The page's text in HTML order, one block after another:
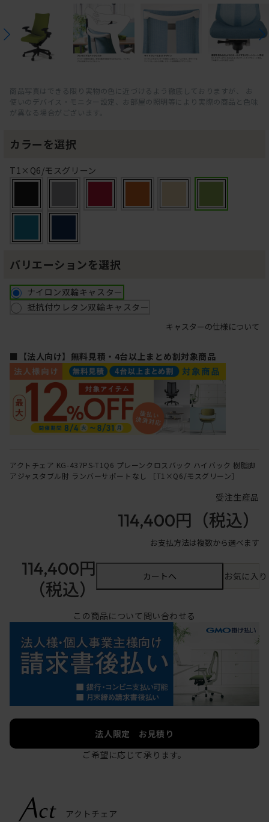
商品写真はできる限り実物の色に近づけるよう徹底しておりますが、 お
使いのデバイス・モニター設定、お部屋の照明等により実際の商品と色味
が異なる場合がございます。
カラーを選択
T1×Q6/モスグリーン
バリエーションを選択
ナイロン双輪キャスター
抵抗付ウレタン双輪キャスター
キャスターの仕様について
■【法人向け】無料見積・4台以上まとめ割対象商品
アクトチェア KG-437PS-T1Q6 プレーンクロスバック ハイバック 樹脂脚
アジャスタブル肘 ランバーサポートなし ［T1×Q6/モスグリーン］
受注生産品
114,400円 （税込）
お支払方法は複数から選べます
114,400円
（税込）
カートへ お気に入
この商品について問い合わせる
法人限定 お見積り
ご希望に応じて承ります。